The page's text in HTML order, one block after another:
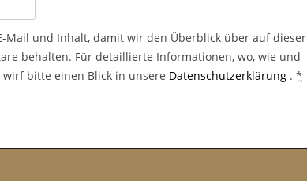
Mail und Inhalt, damit wir den Überblick über auf dieser
behalten. Für detaillierte Informationen, wo, wie und
bitte einen Blick in unsere Datenschutzerklärung . *